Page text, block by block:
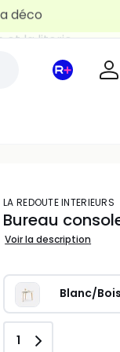
la literie
Mon
LA REDOUTE INTERIEURS
Bureau
Voir la description
Blanc/Bois
Quantité
1